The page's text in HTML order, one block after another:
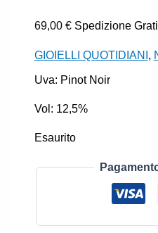
69,00 € Spedizione
GIOIELLI QUOTIDIANI ,
Uva: Pinot Noir
Vol: 12,5%
Esaurito